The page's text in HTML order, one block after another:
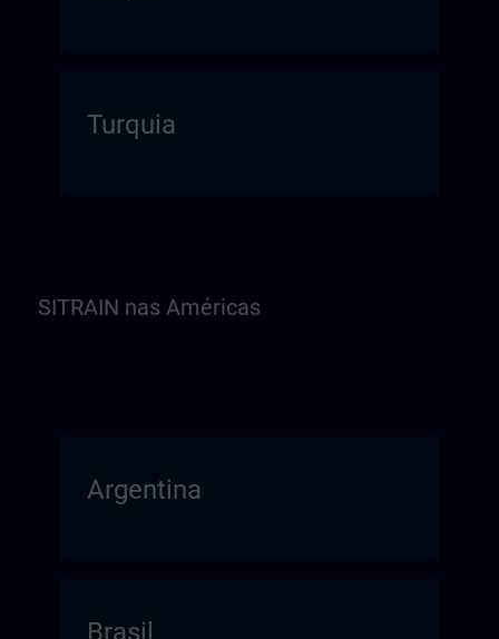
Turquia
SITRAIN nas Américas
Argentina